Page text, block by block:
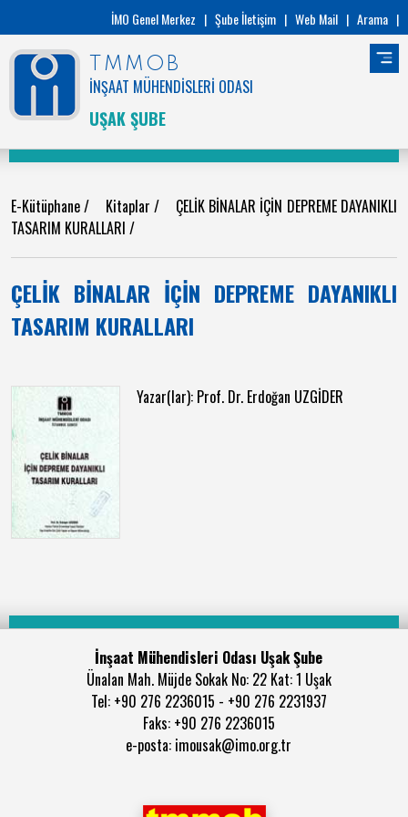
İMO Genel Merkez | Şube İletişim | Web Mail | Arama |
TMMOB
İNŞAAT MÜHENDİSLERİ ODASI
UŞAK ŞUBE
E-Kütüphane/ Kitaplar/ ÇELİK BİNALAR İÇİN DEPREME DAYANIKLI
TASARIM KURALLARI /
ÇELİK BİNALAR İÇİN DEPREME DAYANIKLI
TASARIM KURALLARI
Yazar(lar): Prof. Dr. Erdoğan UZGİDER
İnşaat Mühendisleri Odası Uşak Şube
Ünalan Mah. Müjde Sokak No: 22 Kat: 1 Uşak
Tel: +90 276 2236015 - +90 276 2231937
Faks: +90 276 2236015
e-posta: imousak@imo.org.tr